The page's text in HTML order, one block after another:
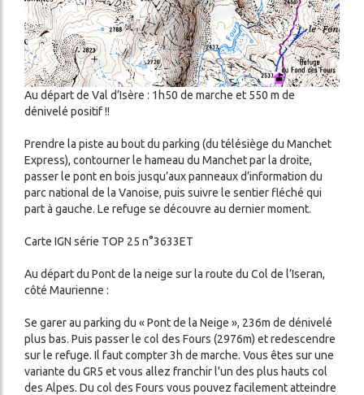
Au départ de Val d’Isère : 1h50 de marche et 550 m de
dénivelé positif !!
Prendre la piste au bout du parking (du télésiège du Manchet
Express), contourner le hameau du Manchet par la droite,
passer le pont en bois jusqu’aux panneaux d’information du
parc national de la Vanoise, puis suivre le sentier fléché qui
part à gauche. Le refuge se découvre au dernier moment.
Carte IGN série TOP 25 n°3633ET
Au départ du Pont de la neige sur la route du Col de l’Iseran,
côté Maurienne :
Se garer au parking du « Pont de la Neige », 236m de dénivelé
plus bas. Puis passer le col des Fours (2976m) et redescendre
sur le refuge. Il faut compter 3h de marche. Vous êtes sur une
variante du GR5 et vous allez franchir l'un des plus hauts col
des Alpes. Du col des Fours vous pouvez facilement atteindre